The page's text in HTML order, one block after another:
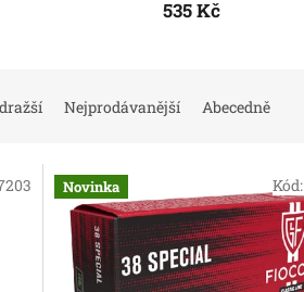
535 Kč
Nejprodávanější Abecedně
Novinka Kód: